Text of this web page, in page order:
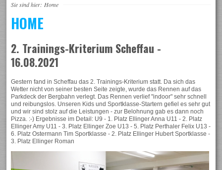
Sie sind hier: Home
HOME
2. Trainings-Kriterium Scheffau -
16.08.2021
Gestern fand in Scheffau das 2. Trainings-Kriterium statt. Da sich das
Wetter nicht von seiner besten Seite zeigte, wurde das Rennen auf das
Parkdeck der Bergbahn verlegt. Das Rennen verlief "indoor" sehr schnell
und reibungslos. Unseren Kids und Sportklasse-Startern gefiel es sehr gut
und wir sind stolz auf die Leistungen - zur Belohnung gab es dann noch
Pizza. :-) Ergebnisse im Detail: U9 - 1. Platz Ellinger Anna U11 - 2. Platz
Ellinger Amy U11 - 3. Platz Ellinger Zoe U13 - 5. Platz Perthaler Felix U13 -
6. Platz Ostermann Tim Sportklasse - 2. Platz Ellinger Hubert Sportklasse -
3. Platz Ellinger Roman